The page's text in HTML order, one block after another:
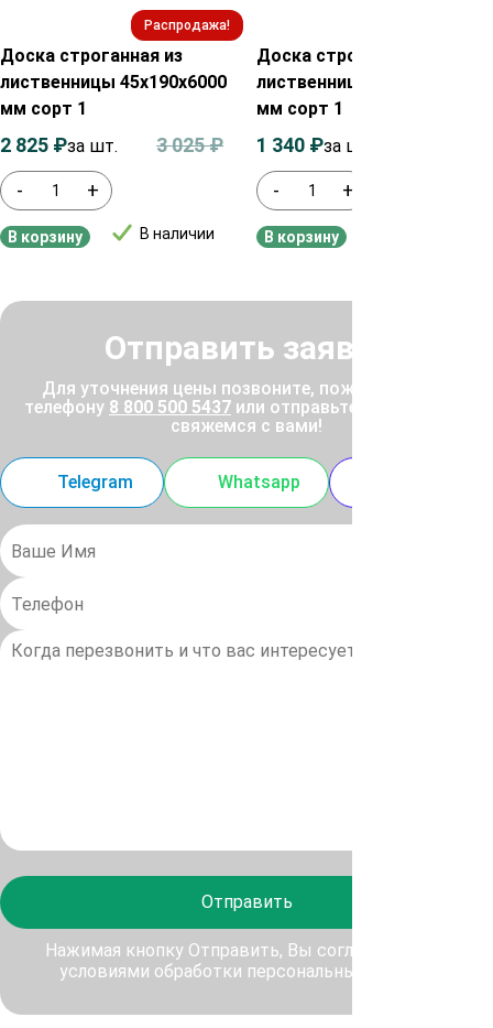
Распродажа!
Доска строганная из
лиственницы 45х190х6000
мм сорт 1
- +
В наличии
3 025₽
2 825 ₽за шт.
В корзину
Доска строганная из
лиственницы 45х90х6000
мм сорт 1
- +
1 340 ₽за шт.
В корзину
Отправить заявку
Для уточнения цены позвоните, пожалуйста, по
телефону 8 800 500 5437 или отправьте заявку, и мы
свяжемся с вами!
Telegram Whatsapp
Отправить
Нажимая кнопку Отправить, Вы соглашаетесь с
условиями обработки персональных данных